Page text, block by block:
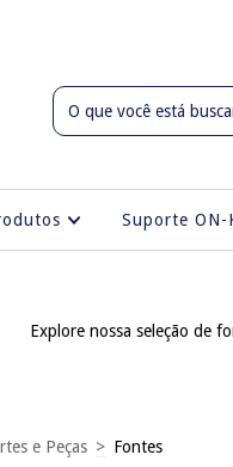
Suporte ON-
Explore nossa seleção de
e Peças > Fontes